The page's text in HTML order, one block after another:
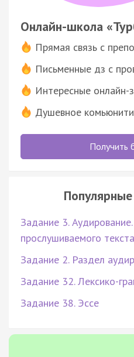
Онлайн-школа
Прямая связь с
Письменные дз с
Интересные онлайн-
Душевное комьюнити
Получить
Задание 3.
прослушиваемого текста
Задание 2. Раздел
Задание 32. Лексико-
Задание 38. Эссе